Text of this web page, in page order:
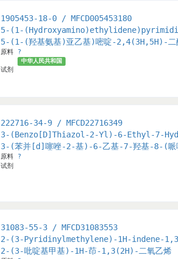
1905453-18-0 / MFCD005453180
5-(1-
5-(1-(羟基氨基)亚乙基)嘧啶-2,4(3H,5H)-二
原料 ?
试剂
中华人民共和国
222716-34-9 / MFCD22716349
3-(Benzo[D]Thiazol-2-Yl)-6-Ethyl-7-
3-(苯并[d]噻唑-2-基)-6-乙基-7-羟基-8-(哌
原料 ?
试剂
31083-55-3 / MFCD31083553
2-(3-Pyridinylmethylene)-1H-indene-
2-(3-吡啶基甲基)-1H-茚-1,3(2H)-二氧乙烯